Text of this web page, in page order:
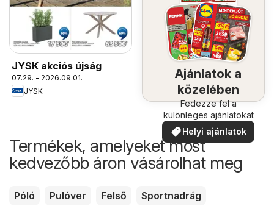
JYSK akciós újság
07.29. - 2026.09.01.
JYSK
Ajánlatok a
közelében
Fedezze fel a
különleges ajánlatokat
Helyi ajánlatok
Termékek, amelyeket most
kedvezőbb áron vásárolhat meg
Póló Pulóver Felső Sportnadrág